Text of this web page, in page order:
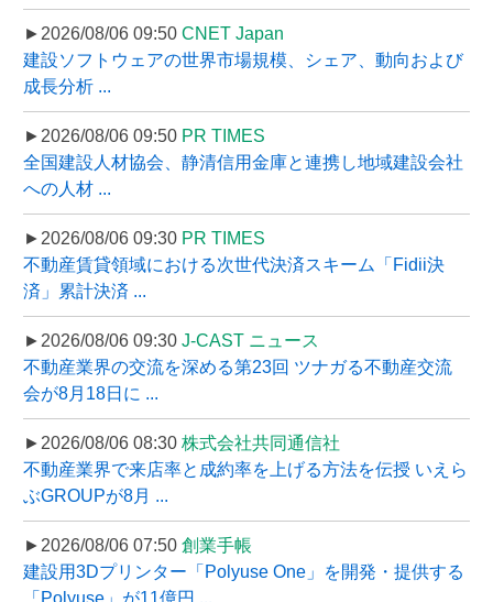
►2026/08/06 09:50 CNET Japan
建設ソフトウェアの世界市場規模、シェア、動向および
成長分析 ...
►2026/08/06 09:50 PR TIMES
全国建設人材協会、静清信用金庫と連携し地域建設会社
への人材 ...
►2026/08/06 09:30 PR TIMES
不動産賃貸領域における次世代決済スキーム「Fidii決
済」累計決済 ...
►2026/08/06 09:30 J-CAST ニュース
不動産業界の交流を深める第23回 ツナガる不動産交流
会が8月18日に ...
►2026/08/06 08:30 株式会社共同通信社
不動産業界で来店率と成約率を上げる方法を伝授 いえら
ぶGROUPが8月 ...
►2026/08/06 07:50 創業手帳
建設用3Dプリンター「Polyuse One」を開発・提供する
「Polyuse」が11億円 ...